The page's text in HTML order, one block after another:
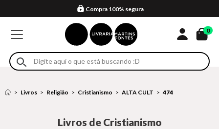
Formas de entrega
Compra 100% segura
Em até 4x sem juros no cartão*
Retire na loja
Eventos
0
Livros Religião Cristianismo ALTA CULT 474
Livros de Cristianismo